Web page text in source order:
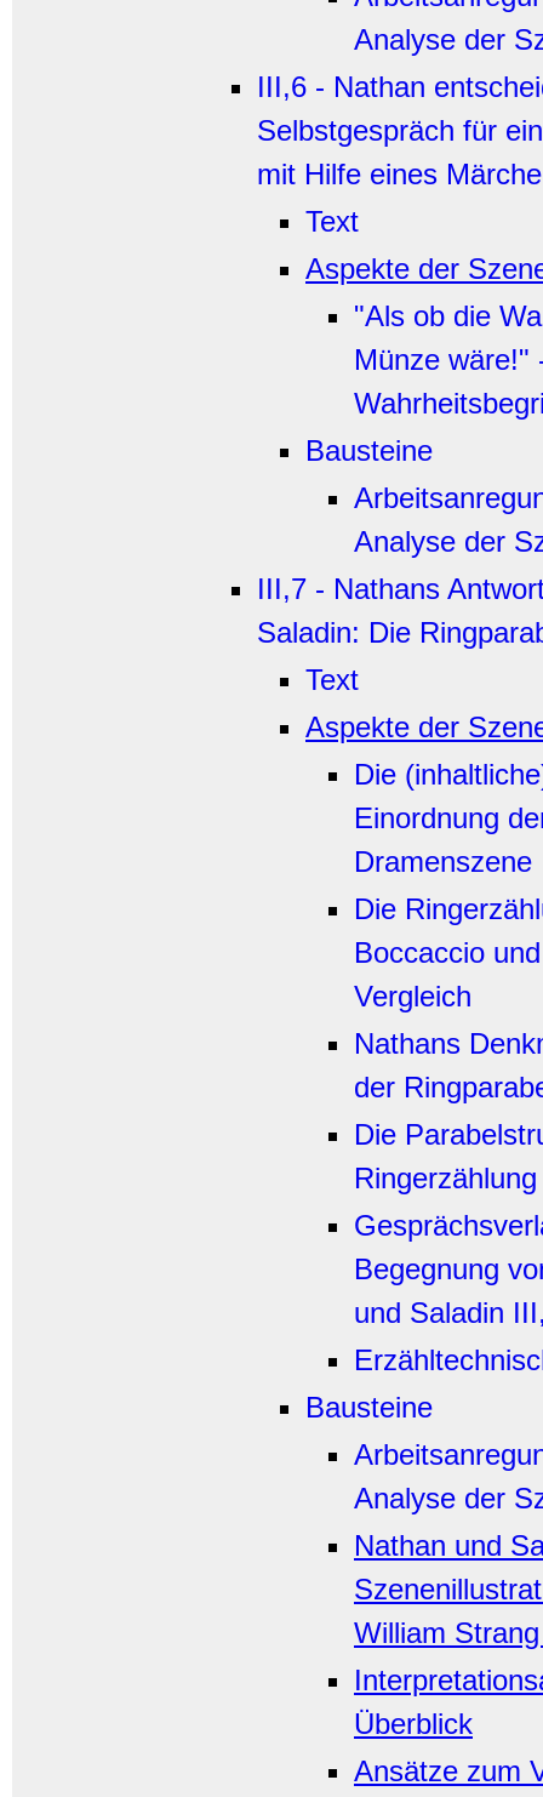
Analyse der
III,6 - Nathan
Selbstgespräch für
mit Hilfe eines
Text
Aspekte der
"Als ob die
Münze wäre!"
Bausteine
Analyse der
III,7 - Nathans
Saladin: Die
Text
Aspekte der
Die
Einordnung
Dramenszene
Die
Boccaccio
Vergleich
Nathans
der
Die
Ringerzählung
Begegnung
und Saladin
Bausteine
Analyse der
Nathan und
William
Überblick
Ansätze zum